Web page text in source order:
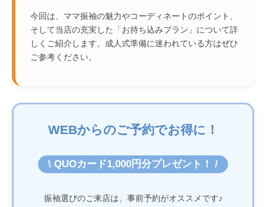
今回は、ママ振袖の魅力やコーディネートのポイント、
そして当店の充実した「お持ち込みプラン」について詳
しくご紹介します。成人式準備に迷われている方はぜひ
ご参考ください。
WEBからのご予約でお得に！
\ QUOカード1,000円分プレゼント！ /
振袖選びのご来店は、事前予約がオススメです♪